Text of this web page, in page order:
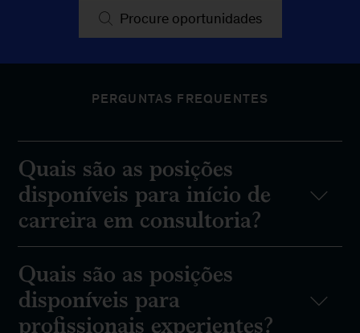
Procure oportunidades
PERGUNTAS FREQUENTES
Quais são as posições
disponíveis para início de
carreira em consultoria?
Quais são as posições
disponíveis para
profissionais experientes?